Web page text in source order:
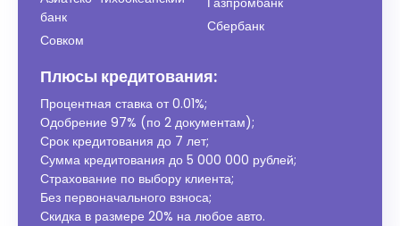
банк
Совком
Сбербанк
Плюсы кредитования:
Процентная ставка от0.01%;
Одобрение 97% (по 2 документам);
Срок кредитования до 7 лет;
Сумма кредитования до 5 000 000 рублей;
Страхование по выбору клиента;
Без первоначального взноса;
Скидка в размере 20% на любое авто.